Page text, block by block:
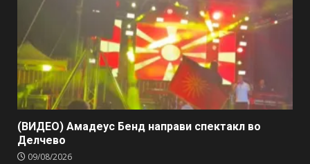
(ВИДЕО) Амадеус Бенд направи спектакл во
Делчево
09/08/2026